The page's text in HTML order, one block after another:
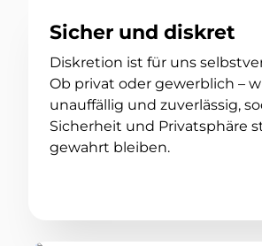
Sicher und diskret
Diskretion ist für uns
Ob privat oder gewerblich –
unauffällig und zuverlässig,
Sicherheit und Privatsphäre
gewahrt bleiben.